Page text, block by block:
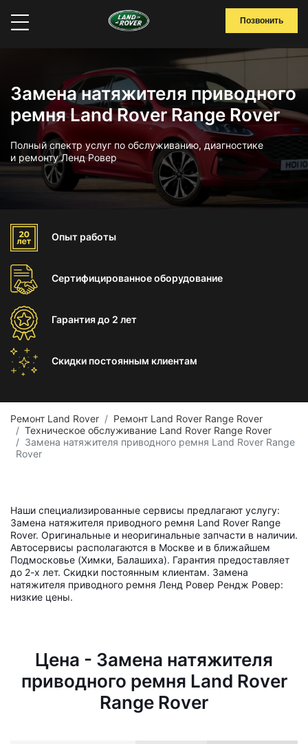
Позвонить
Замена натяжителя приводного
ремня Land Rover Range Rover
Полный спектр услуг по обслуживанию, диагностике
и ремонту Ленд Ровер
Опыт работы
Сертифицированноеоборудование
Гарантиядо 2 лет
Скидки постоянным клиентам
Ремонт Land Rover
Ремонт Land Rover Range Rover
Техническое обслуживание Land Rover Range Rover
Замена натяжителя приводного ремня Land Rover Range
Rover
Наши специализированные сервисы предлагают услугу:
Замена натяжителя приводного ремня Land Rover Range
Rover. Оригинальные и неоригинальные запчасти в наличии.
Автосервисы располагаются в Москве и в ближайшем
Подмосковье (Химки, Балашиха). Гарантия предоставляет
до 2-х лет. Скидки постоянным клиентам. Замена
натяжителя приводного ремня Ленд Ровер Рендж Ровер:
низкие цены.
Цена - Замена натяжителя
приводного ремня Land Rover
Range Rover